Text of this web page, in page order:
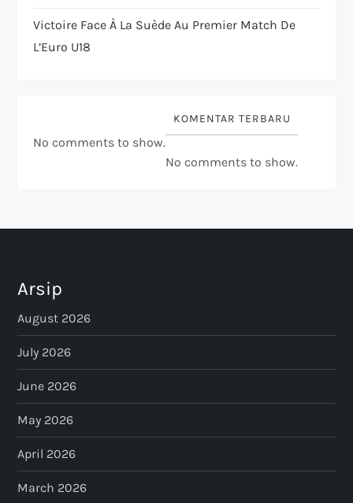
Victoire Face À La Suède Au Premier Match De
L’Euro U18
No comments to show.
KOMENTAR TERBARU
No comments to show.
Arsip
August 2026
July 2026
June 2026
May 2026
April 2026
March 2026